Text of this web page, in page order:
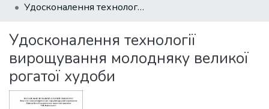
All of DSpace
Statistics
Удосконалення технології вирощування молодняку великої рогатої худоби
Удосконалення технології
вирощування молодняку великої
рогатої худоби